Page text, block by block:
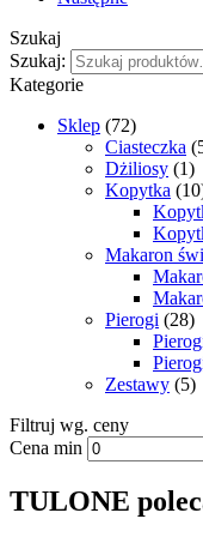
Szukaj
Szukaj:
Kategorie
Sklep (72)
Ciasteczka
Dżiliosy (1)
Kopytka
Makaron
Pierogi (28)
Zestawy (5)
Filtruj wg. ceny
Cena min
TULONE